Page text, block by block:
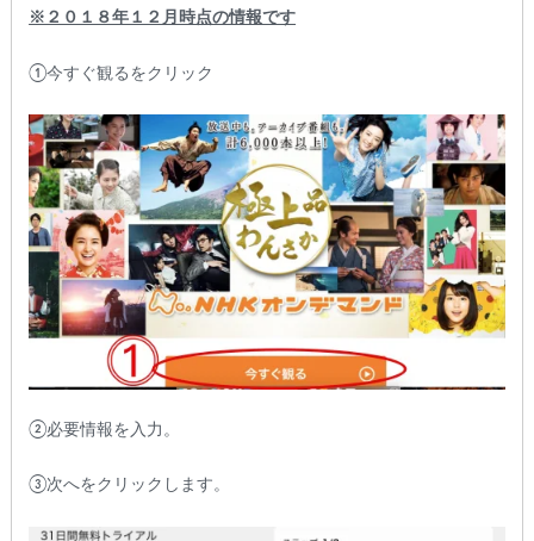
※２０１８年１２月時点の情報です
①今すぐ観るをクリック
②必要情報を入力。
③次へをクリックします。